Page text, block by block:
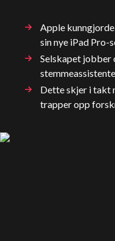
Apple
sin nye iPad Pro-
Selskapet jobber
Dette skjer i takt
trapper opp